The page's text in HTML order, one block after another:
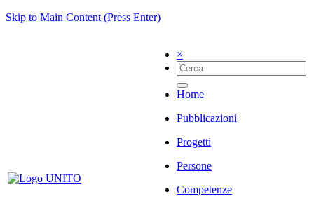
Skip to Main Content (Press Enter)
×
Home
Pubblicazioni
Progetti
Persone
Competenze